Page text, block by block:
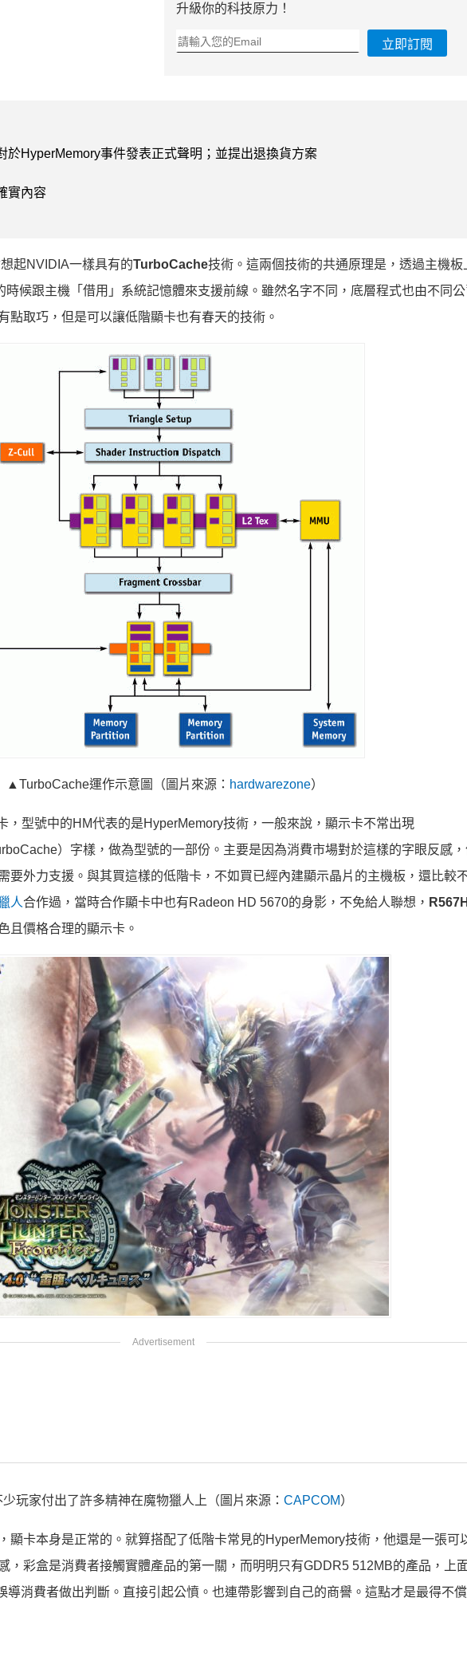
升級你的科技原力！
立即訂閱
於HyperMemory事件發表正式聲明；並提出退換貨方案
實內容
起NVIDIA一樣具有的TurboCache技術。這兩個技術的共通原理是，透過主機板
候跟主機「借用」系統記憶體來支援前線。雖然名字不同，底層程式也由不同公
點取巧，但是可以讓低階顯卡也有春天的技術。
▲TurboCache運作示意圖（圖片來源： hardwarezone）
，型號中的HM代表的是HyperMemory技術，一般來說，顯示卡不常出現
）字樣，做為型號的一部份。主要是因為消費市場對於這樣的字眼反感
要外力支援。與其買這樣的低階卡，不如買已經內建顯示晶片的主機板，還比較
人合作過，當時合作顯卡中也有Radeon HD 5670的身影，不免給人聯想，
且價格合理的顯示卡。
玩家付出了許多精神在魔物獵人上（圖片來源： CAPCOM）
顯卡本身是正常的。就算搭配了低階卡常見的HyperMemory技術，他還是一張可
，彩盒是消費者接觸實體產品的第一關，而明明只有GDDR5 512MB的產品，上
消費者做出判斷。直接引起公憤。也連帶影響到自己的商譽。這點才是最得不償